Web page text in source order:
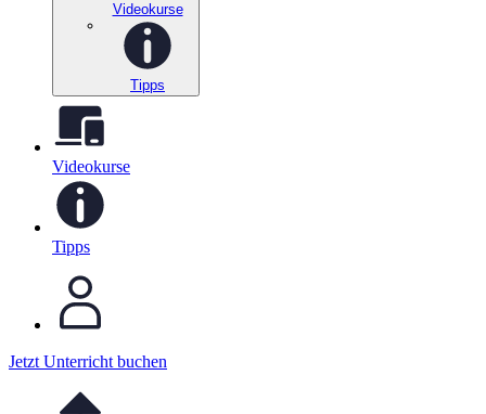
Videokurse
Tipps
Videokurse
Tipps
Jetzt Unterricht buchen